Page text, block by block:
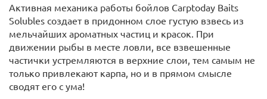
Активная механика работы бойлов Carptoday Baits
Solubles создает в придонном слое густую взвесь из
мельчайших ароматных частиц и красок. При
движении рыбы в месте ловли, все взвешенные
частички устремляются в верхние слои, тем самым не
только привлекают карпа, но и в прямом смысле
сводят его с ума!